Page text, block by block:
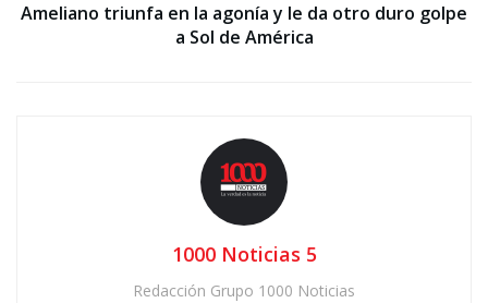
Ameliano triunfa en la agonía y le da otro duro golpe
a Sol de América
1000 Noticias 5
Redacción Grupo 1000 Noticias